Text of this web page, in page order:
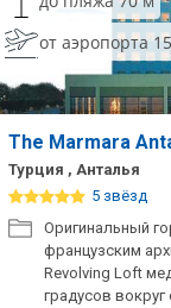
от аэропорта
The Marmara
Турция , Анталья
5 звёзд
Оригинальный
французским
Revolving Loft
градусов